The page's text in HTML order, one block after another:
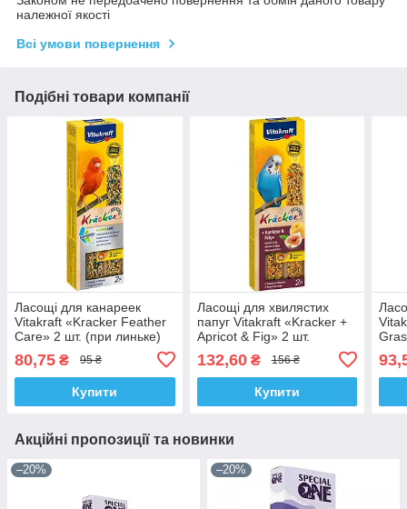
належної якості
Всі умови повернення
Подібні товари компанії
Ласощі для канареек
Vitakraft «Kracker Feather
Care» 2 шт. (при линьке)
80,75 ₴ 95 ₴
Купити
Ласощі для хвилястих
папуг Vitakraft «Kracker +
Apricot & Fig» 2 шт.
132,60₴ 156 ₴
Купити
Акційні пропозиції та новинки
–20% –20%